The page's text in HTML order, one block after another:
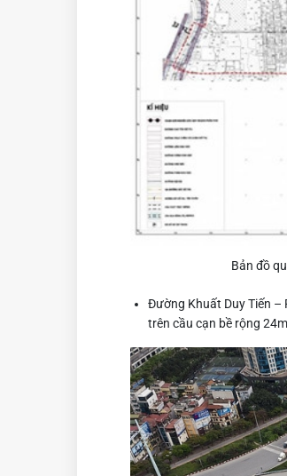
Bản đồ
Đường Khuất Duy Tiến –
trên cầu cạn bề rộng